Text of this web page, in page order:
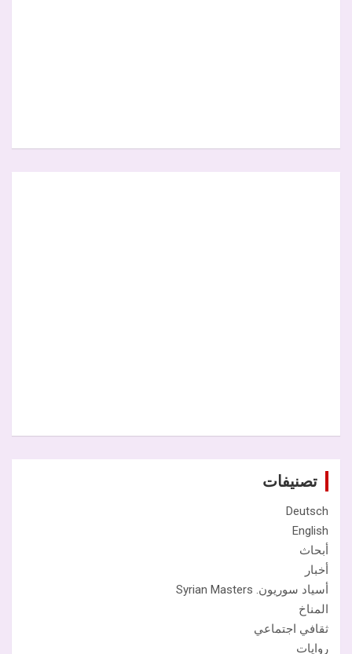
تصنيفات
Deutsch
English
أبحاث
أخبار
أسياد سوريون. Syrian Masters
المناخ
ثقافي اجتماعي
روايات